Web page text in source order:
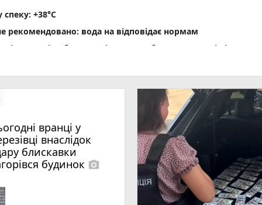
+38°C
рекомендовано: вода на відповідає нормам
пам'яті» об' єднав рідних загиблих Захисників і
ВЛК помер чоловік
загибель риби
блискавки загорівся будинок photo_camera
28-річний житомирянин організував схему переправлення
сухої рослинності, вогнем пройдено майже 10 га
спричинив смертельну ДТП на Коростенщині, засуджено до 8
вранці у
внаслідок
блискавки
будинок photo_camera